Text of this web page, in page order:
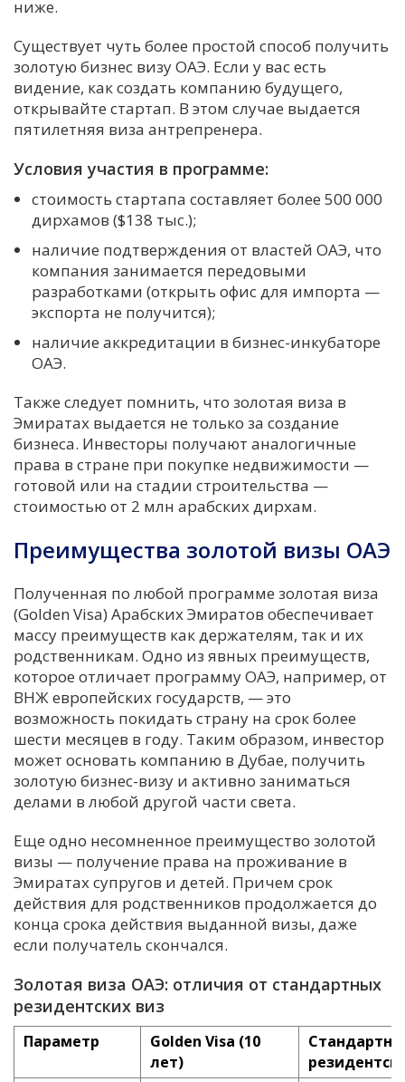
ниже.
Существует чуть более простой способ получить
золотую бизнес визу ОАЭ. Если у вас есть
видение, как создать компанию будущего,
открывайте стартап. В этом случае выдается
пятилетняя виза антрепренера.
Условия участия в программе:
стоимость стартапа составляет более 500 000
дирхамов ($138 тыс.);
наличие подтверждения от властей ОАЭ, что
компания занимается передовыми
разработками (открыть офис для импорта —
экспорта не получится);
наличие аккредитации в бизнес-инкубаторе
ОАЭ.
Также следует помнить, что золотая виза в
Эмиратах выдается не только за создание
бизнеса. Инвесторы получают аналогичные
права в стране при покупке недвижимости —
готовой или на стадии строительства —
стоимостью от 2 млн арабских дирхам.
Преимущества золотой визы ОАЭ
Полученная по любой программе золотая виза
(Golden Visa) Арабских Эмиратов обеспечивает
массу преимуществ как держателям, так и их
родственникам. Одно из явных преимуществ,
которое отличает программу ОАЭ, например, от
ВНЖ европейских государств, — это
возможность покидать страну на срок более
шести месяцев в году. Таким образом, инвестор
может основать компанию в Дубае, получить
золотую бизнес-визу и активно заниматься
делами в любой другой части света.
Еще одно несомненное преимущество золотой
визы — получение права на проживание в
Эмиратах супругов и детей. Причем срок
действия для родственников продолжается до
конца срока действия выданной визы, даже
если получатель скончался.
Золотая виза ОАЭ: отличия от стандартных
резидентских виз
Параметр
Golden Visa (10
лет)